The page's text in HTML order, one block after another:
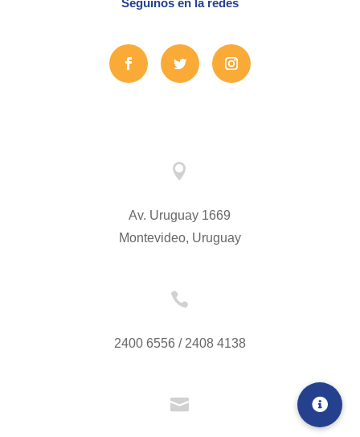

Av. Uruguay 1669
Montevideo, Uruguay

2400 6556 / 2408 4138
